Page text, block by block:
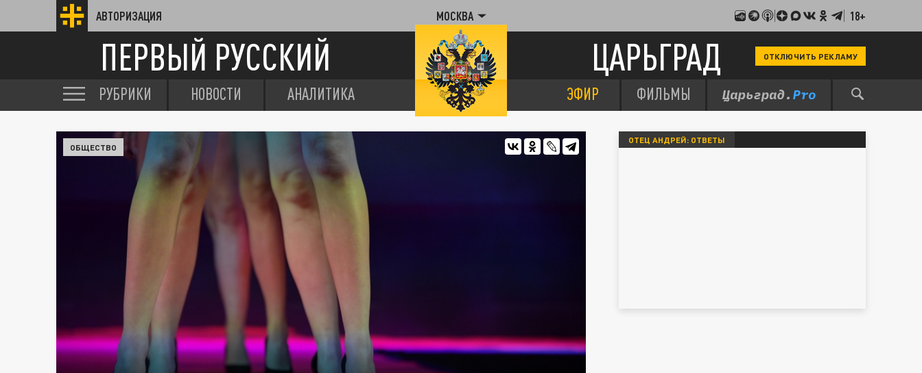
АВТОРИЗАЦИЯ МОСКВА 18+
ПЕРВЫЙ РУССКИЙ ЦАРЬГРАД ОТКЛЮЧИТЬ РЕКЛАМУ
РУБРИКИ НОВОСТИ АНАЛИТИКА ЭФИР ФИЛЬМЫ
ОБЩЕСТВО
ОТЕЦ АНДРЕЙ: ОТВЕТЫ